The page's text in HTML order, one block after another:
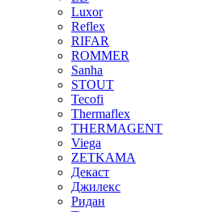
Luxor
Reflex
RIFAR
ROMMER
Sanha
STOUT
Tecofi
Thermaflex
THERMAGENT
Viega
ZETKAMA
Декаст
Джилекс
Ридан